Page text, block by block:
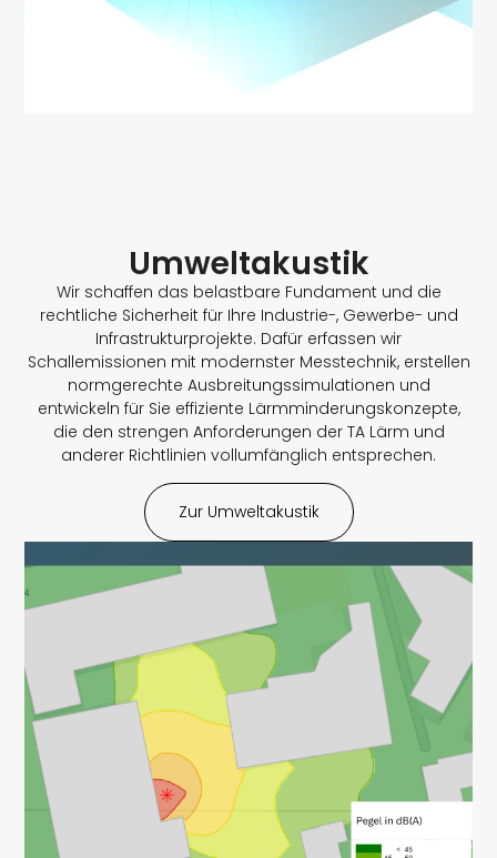
Umweltakustik
Wir schaffen das belastbare Fundament und die
rechtliche Sicherheit für Ihre Industrie-, Gewerbe- und
Infrastrukturprojekte. Dafür erfassen wir
Schallemissionen mit modernster Messtechnik, erstellen
normgerechte Ausbreitungssimulationen und
entwickeln für Sie effiziente Lärmminderungskonzepte,
die den strengen Anforderungen der TA Lärm und
anderer Richtlinien vollumfänglich entsprechen.
Zur Umweltakustik